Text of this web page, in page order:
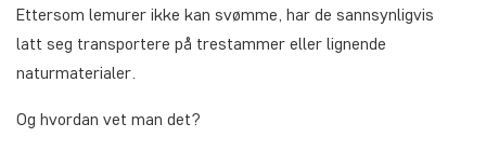
Ettersom lemurer ikke kan svømme, har de sannsynligvis
latt seg transportere på trestammer eller lignende
naturmaterialer.
Og hvordan vet man det?